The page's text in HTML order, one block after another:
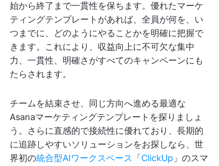
始から終了まで一貫性を保ちます。優れたマーケ
ティングテンプレートがあれば、全員が何を、い
つまでに、どのようにやることかを明確に把握で
きます。これにより、収益向上に不可欠な集中
力、一貫性、明確さがすべてのキャンペーンにも
たらされます。
チームを結束させ、同じ方向へ進める最適な
Asanaマーケティングテンプレートを探りましょ
う。さらに直感的で接続性に優れており、長期的
に追跡しやすいソリューションをお探しなら、世
界初の統合型AIワークスペース 「 ClickUp 」のスマ